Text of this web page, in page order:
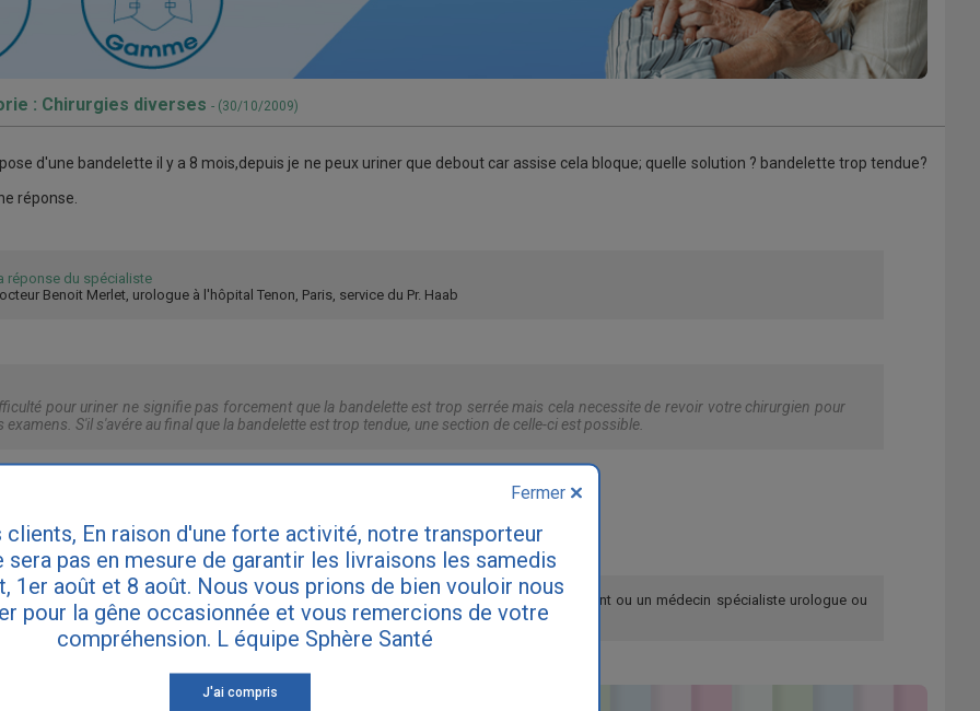
: Chirurgies diverses - (30/10/2009)
d'une bandelette il y a 8 mois,depuis je ne peux uriner que debout car assise cela bloque; quelle solution ? bandelette trop tendue?
réponse.
réponse du spécialiste
Benoit Merlet, urologue à l'hôpital Tenon, Paris, service du Pr. Haab
pour uriner ne signifie pas forcement que la bandelette est trop serrée mais cela necessite de revoir votre chirurgien pour
examens. S'il s'avére au final que la bandelette est trop tendue, une section de celle-ci est possible.
DES QUESTIONS
réponse ne remplace pas le diagnostic de votre médecin. Consultez votre médecin traitant ou un médecin spécialiste urologue ou
si vous souffrez d'incontinence.
clients, En raison d'une forte activité, notre transporteur
sera pas en mesure de garantir les livraisons les samedis
1er août et 8 août. Nous vous prions de bien vouloir nous
pour la gêne occasionnée et vous remercions de votre
compréhension. L équipe Sphère Santé
J'ai compris
Fermer